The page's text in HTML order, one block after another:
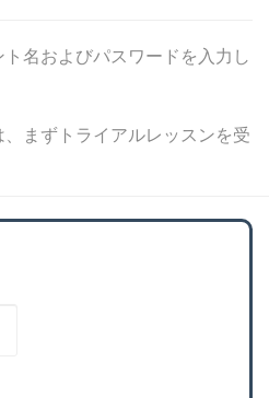
名およびパスワードを入力し
まずトライアルレッスンを受